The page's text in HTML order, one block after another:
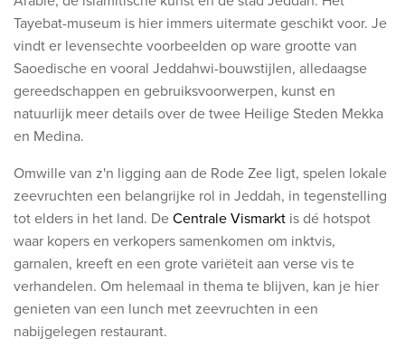
Tayebat-museum is hier immers uitermate geschikt voor. Je
vindt er levensechte voorbeelden op ware grootte van
Saoedische en vooral Jeddahwi-bouwstijlen, alledaagse
gereedschappen en gebruiksvoorwerpen, kunst en
natuurlijk meer details over de twee Heilige Steden Mekka
en Medina.
Omwille van z'n ligging aan de Rode Zee ligt, spelen lokale
zeevruchten een belangrijke rol in Jeddah, in tegenstelling
tot elders in het land. DeCentrale Vismarkt is dé hotspot
waar kopers en verkopers samenkomen om inktvis,
garnalen, kreeft en een grote variëteit aan verse vis te
verhandelen. Om helemaal in thema te blijven, kan je hier
genieten van een lunch met zeevruchten in een
nabijgelegen restaurant.